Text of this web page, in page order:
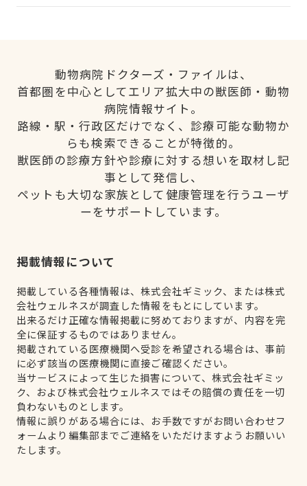
動物病院ドクターズ・ファイルは、
首都圏を中心としてエリア拡大中の獣医師・動物
病院情報サイト。
路線・駅・行政区だけでなく、診療可能な動物か
らも検索できることが特徴的。
獣医師の診療方針や診療に対する想いを取材し記
事として発信し、
ペットも大切な家族として健康管理を行うユーザ
ーをサポートしています。
掲載情報について
掲載している各種情報は、株式会社ギミック、または株式
会社ウェルネスが調査した情報をもとにしています。
出来るだけ正確な情報掲載に努めておりますが、内容を完
全に保証するものではありません。
掲載されている医療機関へ受診を希望される場合は、事前
に必ず該当の医療機関に直接ご確認ください。
当サービスによって生じた損害について、株式会社ギミッ
ク、および株式会社ウェルネスではその賠償の責任を一切
負わないものとします。
情報に誤りがある場合には、お手数ですがお問い合わせフ
ォームより編集部までご連絡をいただけますようお願いい
たします。